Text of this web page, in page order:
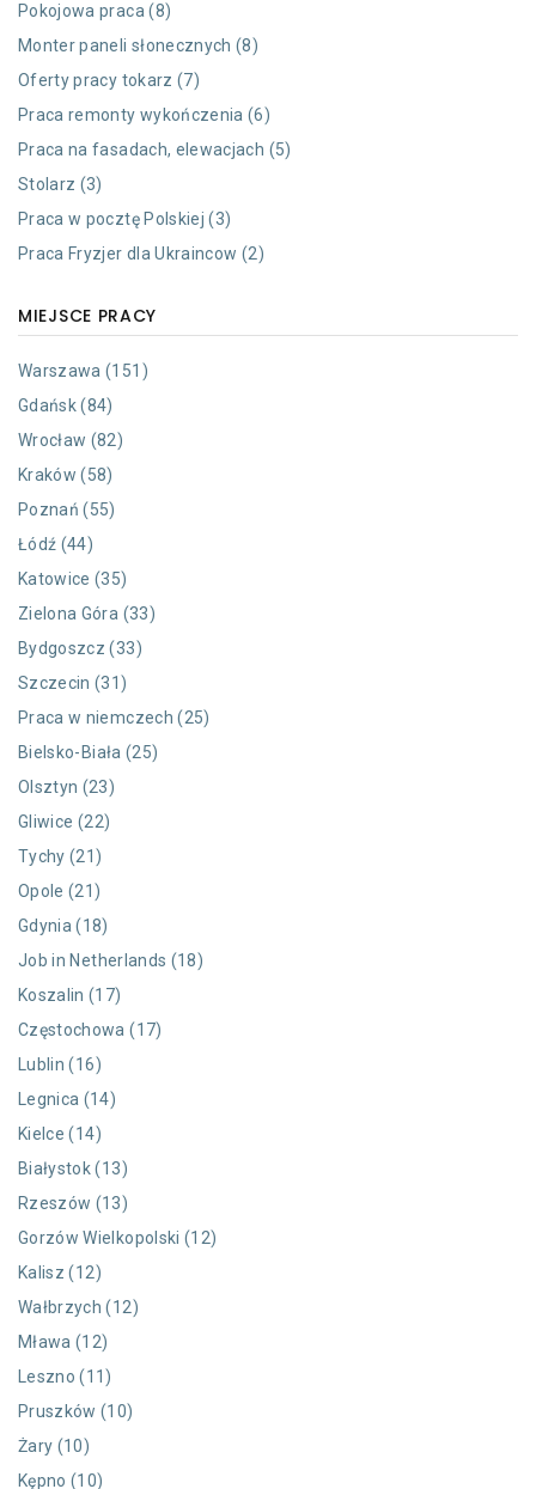
Pokojowa praca (8)
Monter paneli słonecznych (8)
Oferty pracy tokarz (7)
Praca remonty wykończenia (6)
Praca na fasadach, elewacjach (5)
Stolarz (3)
Praca w pocztę Polskiej (3)
Praca Fryzjer dla Ukraincow (2)
MIEJSCE PRACY
Warszawa (151)
Gdańsk (84)
Wrocław (82)
Kraków (58)
Poznań (55)
Łódź (44)
Katowice (35)
Zielona Góra (33)
Bydgoszcz (33)
Szczecin (31)
Praca w niemczech (25)
Bielsko-Biała (25)
Olsztyn (23)
Gliwice (22)
Tychy (21)
Opole (21)
Gdynia (18)
Job in Netherlands (18)
Koszalin (17)
Częstochowa (17)
Lublin (16)
Legnica (14)
Kielce (14)
Białystok (13)
Rzeszów (13)
Gorzów Wielkopolski (12)
Kalisz (12)
Wałbrzych (12)
Mława (12)
Leszno (11)
Pruszków (10)
Żary (10)
Kępno (10)